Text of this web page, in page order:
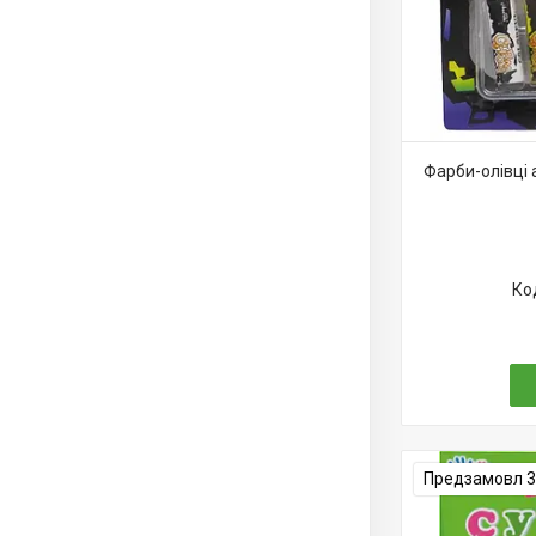
Фарби-
Предзамовл